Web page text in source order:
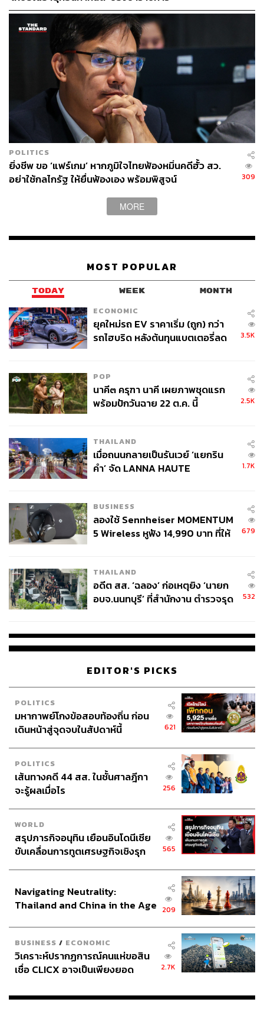
POLITICS
ยิ่งชีพ ขอ ‘แฟร์เกม’ หากภูมิใจไทยฟ้องหมิ่นคดีฮั้ว สว.
อย่าใช้กลไกรัฐ ให้ยื่นฟ้องเอง พร้อมพิสูจน์
309
MORE
MOST POPULAR
TODAY WEEK MONTH
ECONOMIC
ยุคใหม่รถ EV ราคาเริ่ม (ถูก) กว่า
รถไฮบริด หลังต้นทุนแบตเตอรี่ลด
3.5K
POP
นาคี๓ ครุฑา นาคี เผยภาพชุดแรก
พร้อมปักวันฉาย 22 ต.ค. นี้
2.5K
THAILAND
เมื่อถนนกลายเป็นรันเวย์ ‘แยกริน
คำ’ จัด LANNA HAUTE
1.7K
BUSINESS
ลองใช้ Sennheiser MOMENTUM
5 Wireless หูฟัง 14,990 บาท ที่ให้
679
THAILAND
อดีต สส. ‘ฉลอง’ ก่อเหตุยิง ‘นายก
อบจ.นนทบุรี’ ที่สำนักงาน ตำรวจรุด
532
EDITOR'S PICKS
POLITICS
มหากาพย์โกงข้อสอบท้องถิ่น ก่อน
เดินหน้าสู่จุดจบในสัปดาห์นี้
621
POLITICS
เส้นทางคดี 44 สส. ในชั้นศาลฎีกา
จะรู้ผลเมื่อไร
256
WORLD
สรุปภารกิจอนุทิน เยือนอินโดนีเซีย
ขับเคลื่อนการทูตเศรษฐกิจเชิงรุก
565
Navigating Neutrality:
Thailand and China in the Age
209
BUSINESS / ECONOMIC
วิเคราะห์ปรากฏการณ์คนแห่ขอสิน
เชื่อ CLICX อาจเป็นเพียงยอด
เรือนไทยที่ถูกซุกไว้
2.7K